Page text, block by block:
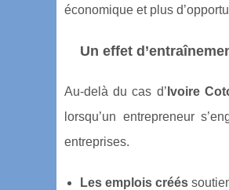
économique et plus
Un effet
Au-delà du cas d’ Ivoire
lorsqu’un entrepreneur
entreprises.
Les emplois créés